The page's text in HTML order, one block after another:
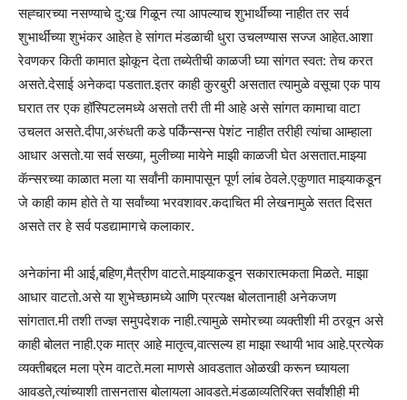
सह्चारच्या नसण्याचे दु:ख गिळून त्या आपल्याच शुभार्थींच्या नाहीत तर सर्व
शुभार्थींच्या शुभंकर आहेत हे सांगत मंडळाची धुरा उचलण्यास सज्ज आहेत.आशा
रेवणकर किती कामात झोकून देता तब्येतीची काळजी घ्या सांगत स्वत: तेच करत
असते.देसाई अनेकदा पडतात.इतर काही कुरबुरी असतात त्यामुळे वसूचा एक पाय
घरात तर एक हॉस्पिटलमध्ये असतो तरी ती मी आहे असे सांगत कामाचा वाटा
उचलत असते.दीपा,अरुंधती कडे पर्किंन्सन्स पेशंट नाहीत तरीही त्यांचा आम्हाला
आधार असतो.या सर्व सख्या, मुलीच्या मायेने माझी काळजी घेत असतात.माझ्या
कॅन्सरच्या काळात मला या सर्वांनी कामापासून पूर्ण लांब ठेवले.एकुणात माझ्याकडून
जे काही काम होते ते या सर्वांच्या भरवशावर.कदाचित मी लेखनामुळे सतत दिसत
असते तर हे सर्व पडद्यामागचे कलाकार.
अनेकांना मी आई,बहिण,मैत्रीण वाटते.माझ्याकडून सकारात्मकता मिळते. माझा
आधार वाटतो.असे या शुभेच्छामध्ये आणि प्रत्यक्ष बोलतानाही अनेकजण
सांगतात.मी तशी तज्ज्ञ समुपदेशक नाही.त्यामुळे समोरच्या व्यक्तीशी मी ठरवून असे
काही बोलत नाही.एक मात्र आहे मातृत्व,वात्सल्य हा माझा स्थायी भाव आहे.प्रत्येक
व्यक्तीबद्दल मला प्रेम वाटते.मला माणसे आवडतात ओळखी करून घ्यायला
आवडते,त्यांच्याशी तासनतास बोलायला आवडते.मंडळाव्यतिरिक्त सर्वांशीही मी